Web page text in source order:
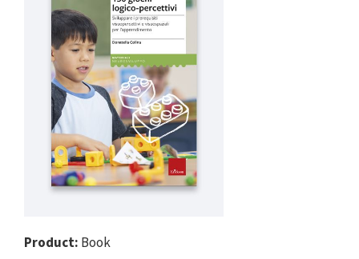
Product: Book